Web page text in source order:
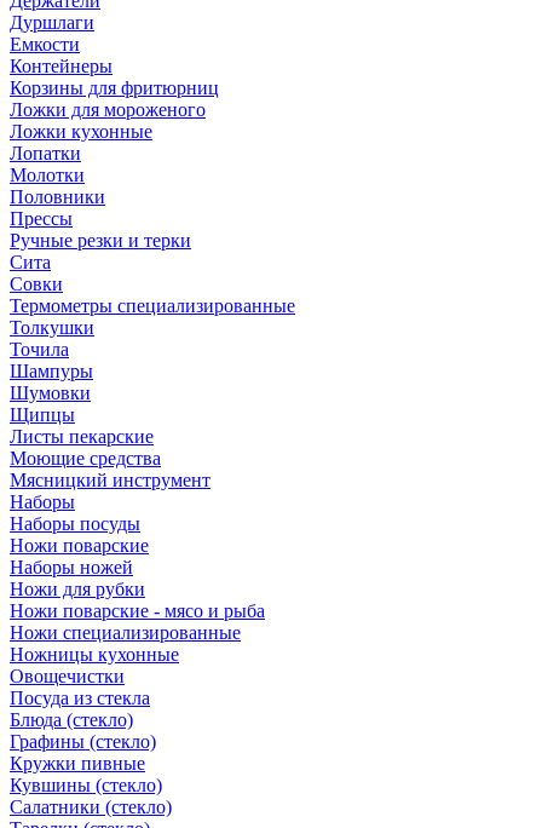
Дуршлаги
Емкости
Контейнеры
Корзины для фритюрниц
Ложки для мороженого
Ложки кухонные
Лопатки
Молотки
Половники
Прессы
Ручные резки и терки
Сита
Совки
Термометры специализированные
Толкушки
Точила
Шампуры
Шумовки
Щипцы
Листы пекарские
Моющие средства
Мясницкий инструмент
Наборы
Наборы посуды
Ножи поварские
Наборы ножей
Ножи для рубки
Ножи поварские - мясо и рыба
Ножи специализированные
Ножницы кухонные
Овощечистки
Посуда из стекла
Блюда (стекло)
Графины (стекло)
Кружки пивные
Кувшины (стекло)
Салатники (стекло)